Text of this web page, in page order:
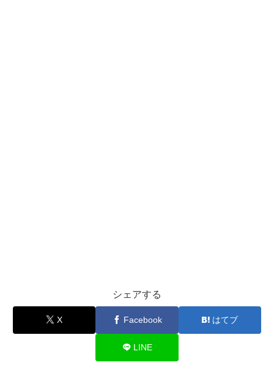
シェアする
X Facebook はてブ
LINE